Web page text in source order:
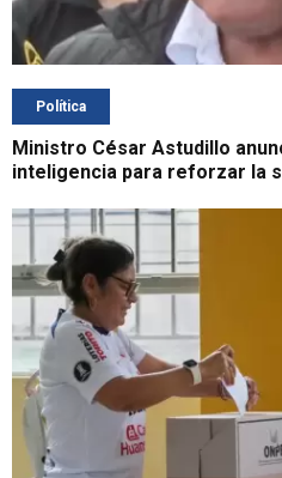
Política
Ministro César Astudillo
inteligencia para reforzar la